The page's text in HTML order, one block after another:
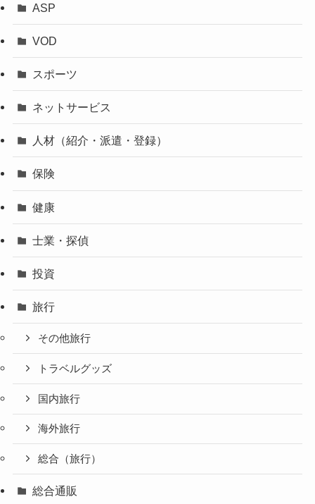
ASP
VOD
スポーツ
ネットサービス
人材（紹介・派遣・登録）
保険
健康
士業・探偵
投資
旅行
その他旅行
トラベルグッズ
国内旅行
海外旅行
総合（旅行）
総合通販